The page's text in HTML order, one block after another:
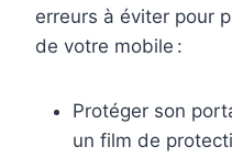
erreurs à éviter pour
de votre mobile :
Protéger son
un film de